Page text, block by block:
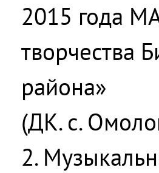
2015 года
творчества
района»
(ДК. с.
2.